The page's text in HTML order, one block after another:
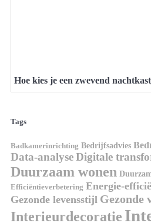
Hoe kies je een zwevend
Tags
Badkamerinrichting Bedrijfsadvies
Data-analyseDigitale
Duurzaam wonen
Efficiëntieverbetering Energie-
Gezonde levensstijl Gezonde
Interieurdecoratie